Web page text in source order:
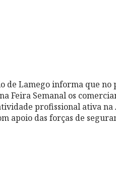
de Lamego informa que
Feira Semanal os
profissional ativa
apoio das forças de